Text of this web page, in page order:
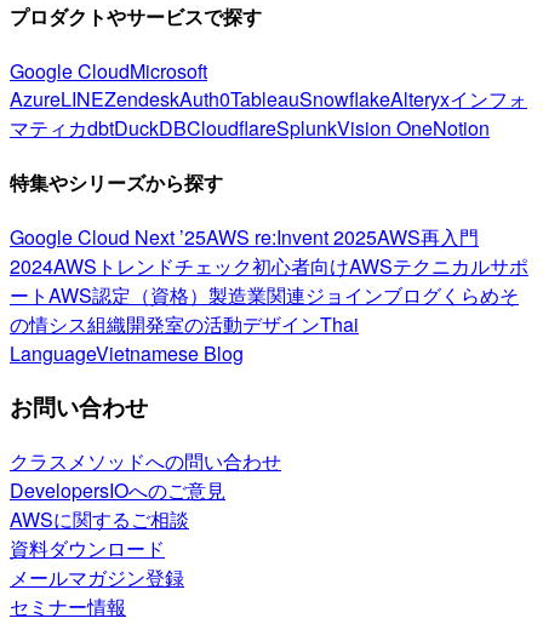
プロダクトやサービスで探す
Google CloudMicrosoft
AzureLINEZendeskAuth0TableauSnowflakeAlteryxインフォ
マティカdbtDuckDBCloudflareSplunkVision OneNotion
特集やシリーズから探す
Google Cloud Next ’25AWS re:Invent 2025AWS再入門
2024AWSトレンドチェック初心者向けAWSテクニカルサポ
ートAWS認定（資格） 製造業関連ジョインブログくらめそ
の情シス組織開発室の活動デザインThai
LanguageVietnamese Blog
お問い合わせ
クラスメソッドへの問い合わせ
DevelopersIOへのご意見
AWSに関するご相談
資料ダウンロード
メールマガジン登録
セミナー情報